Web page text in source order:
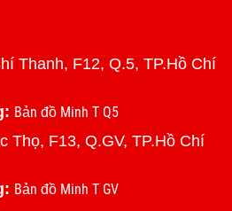
Thanh, F12, Q.5, TP.Hồ Chí
Bản đồ Minh T Q5
Thọ, F13, Q.GV, TP.Hồ Chí
Bản đồ Minh T GV